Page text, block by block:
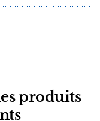
produits